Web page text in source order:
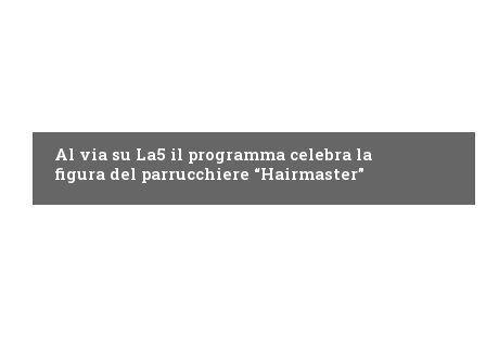
Al via su La5 il programma celebra la
figura del parrucchiere “Hairmaster”